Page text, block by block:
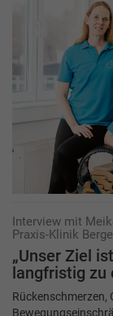
Interview mit
Praxis-Klinik
„Unser Ziel
langfristig zu
Rückenschmerzen,